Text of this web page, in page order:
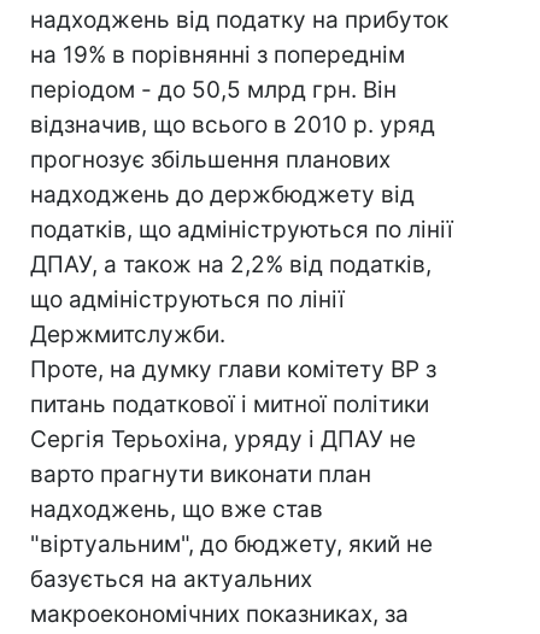
надходжень від податку на прибуток
на 19% в порівнянні з попереднім
періодом - до 50,5 млрд грн. Він
відзначив, що всього в 2010 р. уряд
прогнозує збільшення планових
надходжень до держбюджету від
податків, що адмініструються по лінії
ДПАУ, а також на 2,2% від податків,
що адмініструються по лінії
Держмитслужби.
Проте, на думку глави комітету ВР з
питань податкової і митної політики
Сергія Терьохіна, уряду і ДПАУ не
варто прагнути виконати план
надходжень, що вже став
"віртуальним", до бюджету, який не
базується на актуальних
макроекономічних показниках, за